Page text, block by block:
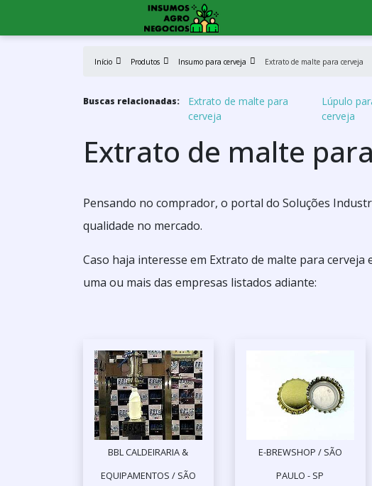
Início Produtos Insumo para cerveja Extrato de malte para cerveja
Buscas relacionadas:
Extrato de malte para
cerveja
Lúpulo
cerveja
Extrato de malte
Pensando no comprador, o portal do Soluções
qualidade no mercado.
Caso haja interesse em Extrato de malte para
uma ou mais das empresas listados adiante:
BBL CALDEIRARIA &
EQUIPAMENTOS / SÃO
E-BREWSHOP / SÃO
PAULO - SP